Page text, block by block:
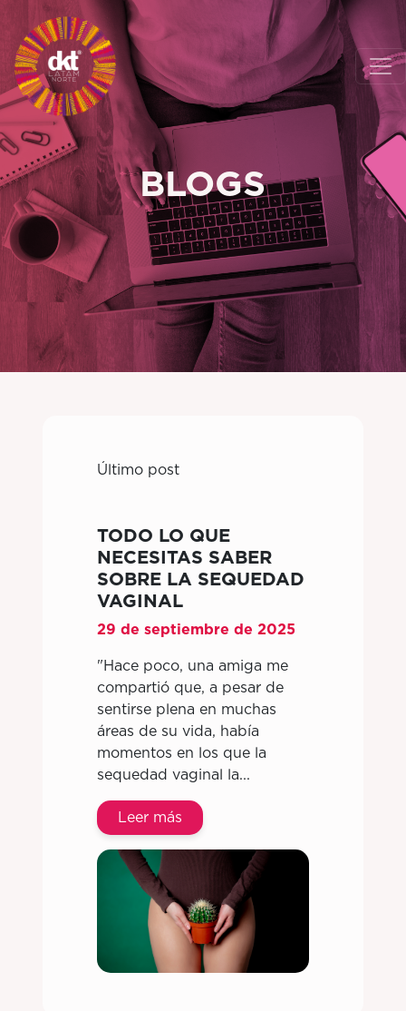
BLOGS
Último post
TODO LO QUE
NECESITAS SABER
SOBRE LA SEQUEDAD
VAGINAL
29 de septiembre de 2025
"Hace poco, una amiga me
compartió que, a pesar de
sentirse plena en muchas
áreas de su vida, había
momentos en los que la
sequedad vaginal la...
Leer más